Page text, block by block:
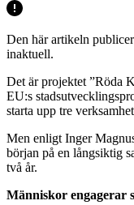
Den här artikeln
inaktuell.
Det är projektet ”Röda
EU:s
starta upp tre
Men enligt Inger
början på en långsiktig
två år.
Människor engagerar